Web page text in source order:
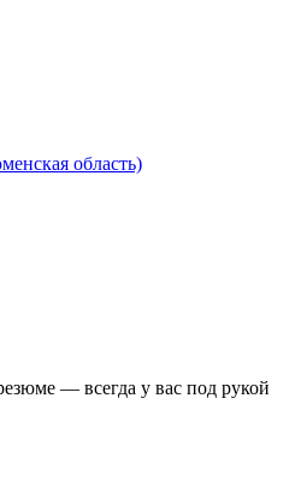
область)
— всегда у вас под рукой